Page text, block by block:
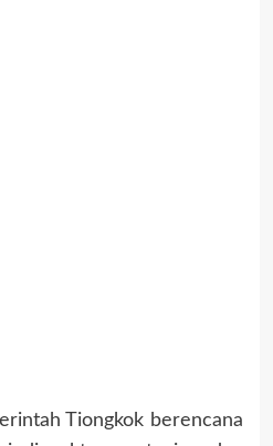
Tiongkok berencana